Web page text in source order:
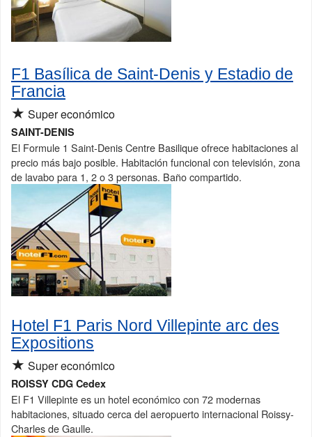
F1 Basílica de Saint-Denis y Estadio de
Francia
★ Super económico
SAINT-DENIS
El Formule 1 Saint-Denis Centre Basilique ofrece habitaciones al
precio más bajo posible. Habitación funcional con televisión, zona
de lavabo para 1, 2 o 3 personas. Baño compartido.
Hotel F1 Paris Nord Villepinte arc des
Expositions
★ Super económico
ROISSY CDG Cedex
El F1 Villepinte es un hotel económico con 72 modernas
habitaciones, situado cerca del aeropuerto internacional Roissy-
Charles de Gaulle.